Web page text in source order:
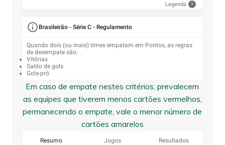
Legenda ?
Brasileirão - Série C - Regulamento
Quando dois (ou mais) times empatam em Pontos, as regras
de desempate são:
Vitórias
Saldo de gols
Gols-pró
Em caso de empate nestes critérios, prevalecem
as equipes que tiverem menos cartões vermelhos,
permanecendo o empate, vale o menor número de
cartões amarelos
Resumo Jogos Resultados